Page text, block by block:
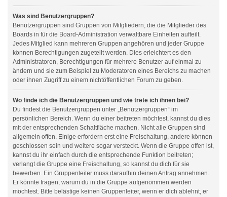
Was sind Benutzergruppen?
Benutzergruppen sind Gruppen von Mitgliedern, die die Mitglieder des
Boards in für die Board-Administration verwaltbare Einheiten aufteilt.
Jedes Mitglied kann mehreren Gruppen angehören und jeder Gruppe
können Berechtigungen zugeteilt werden. Dies erleichtert es den
Administratoren, Berechtigungen für mehrere Benutzer auf einmal zu
ändern und sie zum Beispiel zu Moderatoren eines Bereichs zu machen
oder ihnen Zugriff zu einem nichtöffentlichen Forum zu geben.
Wo finde ich die Benutzergruppen und wie trete ich ihnen bei?
Du findest die Benutzergruppen unter „Benutzergruppen“ im
persönlichen Bereich. Wenn du einer beitreten möchtest, kannst du dies
mit der entsprechenden Schaltfläche machen. Nicht alle Gruppen sind
allgemein offen. Einige erfordern erst eine Freischaltung, andere können
geschlossen sein und weitere sogar versteckt. Wenn die Gruppe offen ist,
kannst du ihr einfach durch die entsprechende Funktion beitreten;
verlangt die Gruppe eine Freischaltung, so kannst du dich für sie
bewerben. Ein Gruppenleiter muss daraufhin deinen Antrag annehmen.
Er könnte fragen, warum du in die Gruppe aufgenommen werden
möchtest. Bitte belästige keinen Gruppenleiter, wenn er dich ablehnt, er